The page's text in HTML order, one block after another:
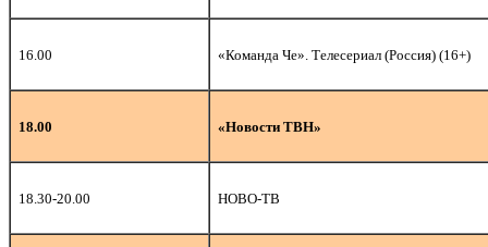
16.00 «Команда Че». Телесериал (Россия) (16+)
18.00 «Новости ТВН»
18.30-20.00 НОВО-ТВ